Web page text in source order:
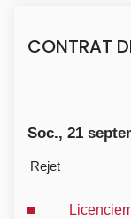
CONTRAT
Soc., 21
Rejet